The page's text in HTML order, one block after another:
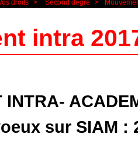
droits > Second degré >
intra
INTRA-
sur SIAM :